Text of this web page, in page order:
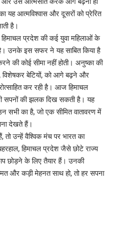
यह आत्मविश्वास और दूसरों को प्रेरित
है।
प्रदेश की कई युवा महिलाओं के
उनके इस सफर ने यह साबित किया है
की कोई सीमा नहीं होती। अनुष्का की
बेटियों, को आगे बढ़ने और
कर रही है। आज हिमाचल
सपनों की झलक दिख सकती है। यह
सभी का है, जो एक सीमित वातावरण में
देखते हैं।
तो उन्हें वैश्विक मंच पर भारत का
हिमाचल प्रदेश जैसे छोटे राज्य
छोड़ने के लिए तैयार हैं। उनकी
और कड़ी मेहनत साथ हो, तो हर सपना